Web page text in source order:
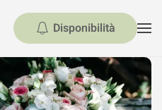
Disponibilità